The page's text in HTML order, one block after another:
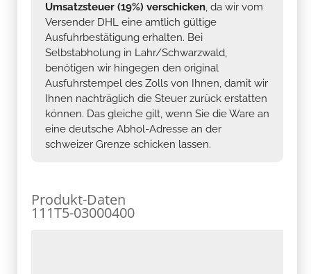
Umsatzsteuer (19%) verschicken, da wir vom
Versender DHL eine amtlich gültige
Ausfuhrbestätigung erhalten. Bei
Selbstabholung in Lahr/Schwarzwald,
benötigen wir hingegen den original
Ausfuhrstempel des Zolls von Ihnen, damit wir
Ihnen nachträglich die Steuer zurück erstatten
können. Das gleiche gilt, wenn Sie die Ware an
eine deutsche Abhol-Adresse an der
schweizer Grenze schicken lassen.
Produkt-Daten
111T5-03000400